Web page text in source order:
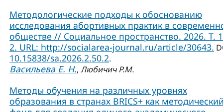
Методологические подходы к обоснованию
исследования абортивных практик в
обществе // Социальное пространство. 2026. Т.
2. URL: http://socialarea-journal.ru/article/30643.
10.15838/sa.2026.2.50.2.
Васильева Е. Н., Любичич Р.М.
Методы обучения на различных уровнях
образования в странах BRICS+ как